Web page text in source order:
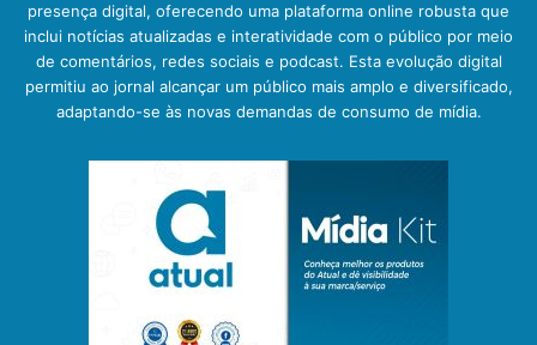
presença digital, oferecendo uma plataforma online robusta que
inclui notícias atualizadas e interatividade com o público por meio
de comentários, redes sociais e podcast. Esta evolução digital
permitiu ao jornal alcançar um público mais amplo e diversificado,
adaptando-se às novas demandas de consumo de mídia.